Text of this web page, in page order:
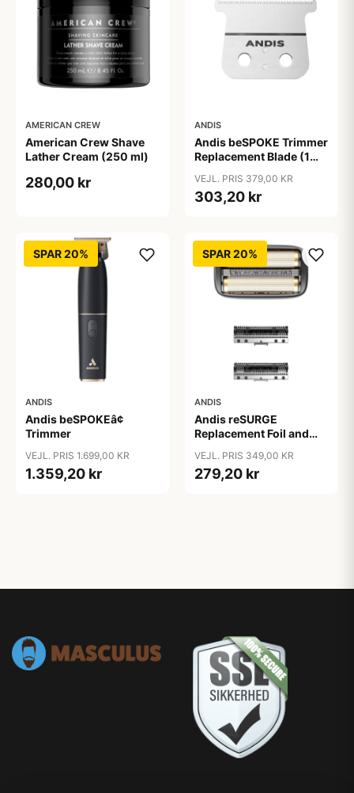
AMERICAN CREW
American Crew Shave
Lather Cream (250 ml)
280,00 kr
ANDIS
Andis beSPOKE Trimmer
Replacement Blade (1
VEJL. PRIS 379,00 KR
303,20 kr
SPAR 20%
ANDIS
Andis beSPOKEâ¢
Trimmer
VEJL. PRIS 1.699,00 KR
1.359,20 kr
SPAR 20%
ANDIS
Andis reSURGE
Replacement Foil and
VEJL. PRIS 349,00 KR
279,20 kr